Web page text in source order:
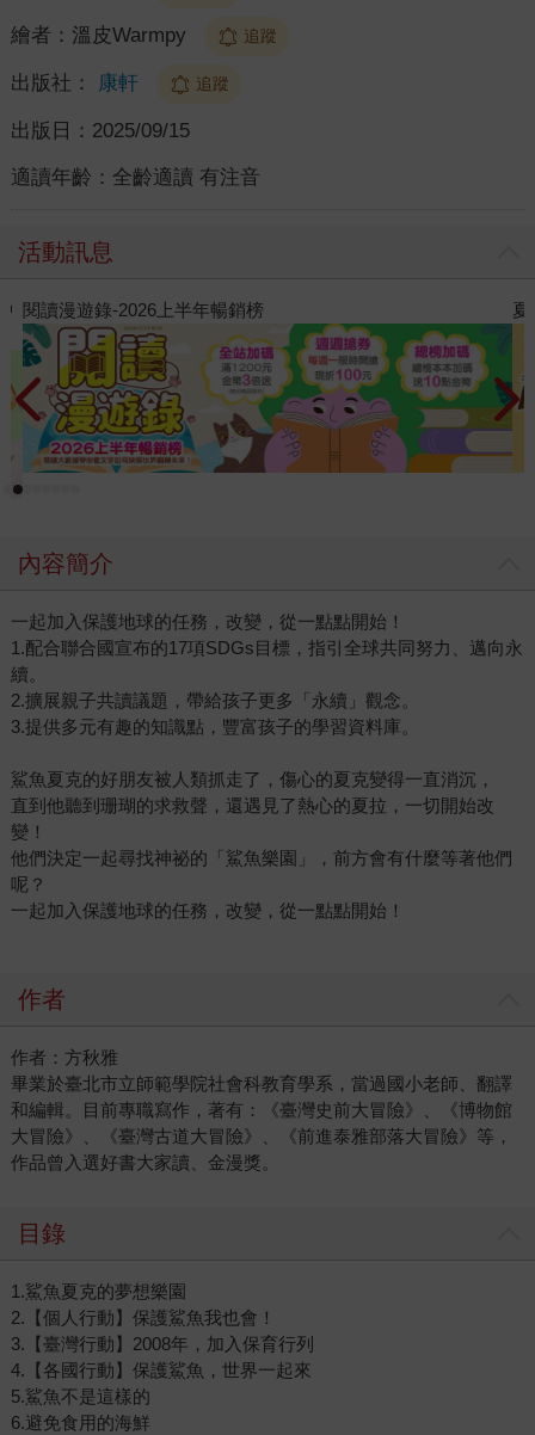
繪者： 溫皮Warmpy 追蹤
出版社： 康軒 追蹤
出版日： 2025/09/15
適讀年齡： 全齡適讀 有注音
活動訊息
夏日閱讀大冒險
內容簡介
一起加入保護地球的任務，改變，從一點點開始！
1.配合聯合國宣布的17項SDGs目標，指引全球共同努力、邁向永
續。
2.擴展親子共讀議題，帶給孩子更多「永續」觀念。
3.提供多元有趣的知識點，豐富孩子的學習資料庫。
鯊魚夏克的好朋友被人類抓走了，傷心的夏克變得一直消沉，
直到他聽到珊瑚的求救聲，還遇見了熱心的夏拉，一切開始改
變！
他們決定一起尋找神祕的「鯊魚樂園」，前方會有什麼等著他們
呢？
一起加入保護地球的任務，改變，從一點點開始！
作者
作者：方秋雅
畢業於臺北市立師範學院社會科教育學系，當過國小老師、翻譯
和編輯。目前專職寫作，著有：《臺灣史前大冒險》、《博物館
大冒險》、《臺灣古道大冒險》、《前進泰雅部落大冒險》等，
作品曾入選好書大家讀、金漫獎。
目錄
1.鯊魚夏克的夢想樂園
2.【個人行動】保護鯊魚我也會！
3.【臺灣行動】2008年，加入保育行列
4.【各國行動】保護鯊魚，世界一起來
5.鯊魚不是這樣的
6.避免食用的海鮮